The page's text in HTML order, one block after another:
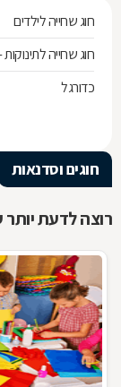
חוג שחייה לילדים
חוג שחייה לתינוקות - 3
כדורגל
חוגים וסדנאות
רוצה לדעת יותר